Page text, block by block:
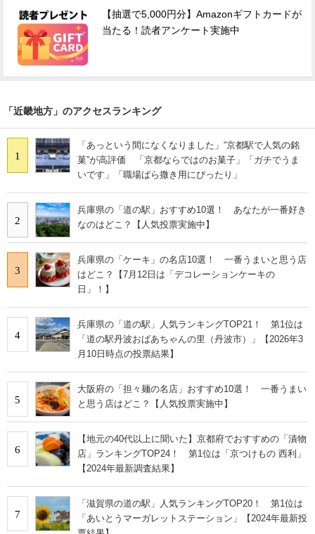
【抽選で5,000円分】Amazonギフトカードが
当たる！読者アンケート実施中
「近畿地方」のアクセスランキング
1
「あっという間になくなりました」“京都駅で人気の銘
菓”が高評価 「京都ならではのお菓子」「ガチでうま
いです」「職場ばら撒き用にぴったり」
2
兵庫県の「道の駅」おすすめ10選！ あなたが一番好き
なのはどこ？【人気投票実施中】
3
兵庫県の「ケーキ」の名店10選！ 一番うまいと思う店
はどこ？【7月12日は「デコレーションケーキの
日」！】
4
兵庫県の「道の駅」人気ランキングTOP21！ 第1位は
「道の駅丹波おばあちゃんの里（丹波市）」【2026年3
月10日時点の投票結果】
5
大阪府の「担々麺の名店」おすすめ10選！ 一番うまい
と思う店はどこ？【人気投票実施中】
6
【地元の40代以上に聞いた】京都府でおすすめの「漬物
店」ランキングTOP24！ 第1位は「京つけもの 西利」
【2024年最新調査結果】
7
「滋賀県の道の駅」人気ランキングTOP20！ 第1位は
「あいとうマーガレットステーション」【2024年最新投